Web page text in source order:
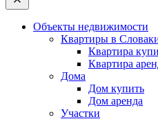
Объекты недвижимости
Квартиры в
Квартира
Квартира
Дома
Дом купить
Дом аренда
Участки